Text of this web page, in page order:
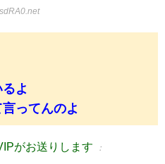
よ
ってんのよ
がお送りします ：